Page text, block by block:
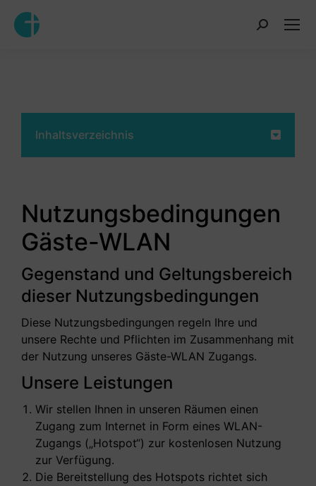
springen
Inhaltsverzeichnis
Nutzungsbedingungen
Gäste-WLAN
Gegenstand und Geltungsbereich
dieser Nutzungsbedingungen
Diese Nutzungsbedingungen regeln Ihre und
unsere Rechte und Pflichten im Zusammenhang mit
der Nutzung unseres Gäste-WLAN Zugangs.
Unsere Leistungen
Wir stellen Ihnen in unseren Räumen einen
Zugang zum Internet in Form eines WLAN-
Zugangs („Hotspot“) zur kostenlosen Nutzung
zur Verfügung.
Die Bereitstellung des Hotspots richtet sich